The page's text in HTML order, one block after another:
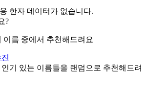
한자 데이터가 없습니다.
?
이름 중에서 추천해드려요
기 있는 이름들을 랜덤으로 추천해드려